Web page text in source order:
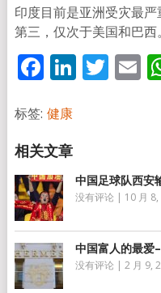
印度目前是亚洲受灾最
第三，仅次于美国和巴
Facebook
标签: 健康
中国足球队西安
没有评论 | 10 月
中国富人的最爱
没有评论 | 2 月 9,